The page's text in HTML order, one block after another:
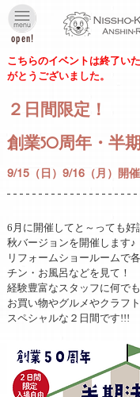
open!
こちらのイベントは終了い
がとうございました。
２日間限定！
創業50周年・半
9/15（日）9/16（月）開催
6月に開催してと～っても好
秋バージョンを開催します♪
リフォームショールームで
チン・お風呂などを見て！
経験豊富なスタッフに何で
お買い物やグルメやクラフ
スペシャルな２日間です!!!